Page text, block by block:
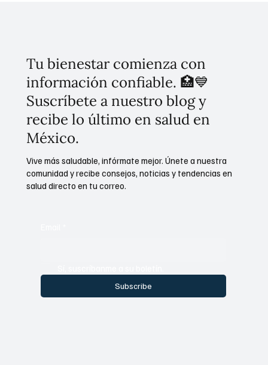
Tu bienestar comienza con
información confiable. 🏥💙
Suscríbete a nuestro blog y
recibe lo último en salud en
México.
Subscribe
Vive más saludable, infórmate mejor. Únete a nuestra
comunidad y recibe consejos, noticias y tendencias en
salud directo en tu correo.